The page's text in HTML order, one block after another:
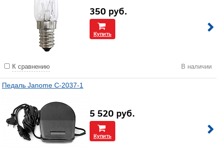
350 руб.
Купить
К сравнению В наличии
Педаль Janome С-2037-1
5 520 руб.
Купить